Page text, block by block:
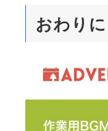
おわりに